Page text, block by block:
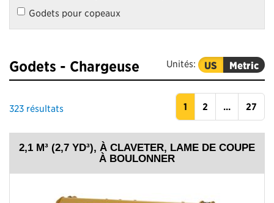
Godets pour copeaux
Unités: US Metric
Godets - Chargeuse
323 résultats 1 2 ... 27
2,1 M³ (2,7 YD³), À CLAVETER, LAME DE COUPE
À BOULONNER